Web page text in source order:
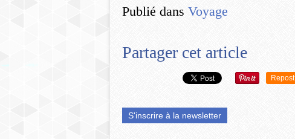
Publié dans Voyage
Partager cet article
Repost
S'inscrire à la newsletter